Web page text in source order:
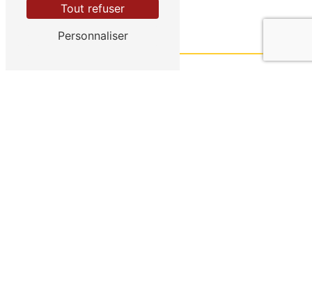
Tout refuser
Personnaliser